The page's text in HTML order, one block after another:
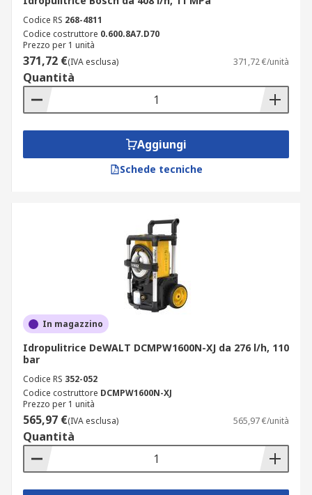
Codice RS 268-4811
Codice costruttore 0.600.8A7.D70
Prezzo per 1 unità
371,72 €(IVA esclusa) 371,72 €/unità
Quantità
Aggiungi
Schede tecniche
In magazzino
Idropulitrice DeWALT DCMPW1600N-XJ da 276 l/h, 110
bar
Codice RS 352-052
Codice costruttore DCMPW1600N-XJ
Prezzo per 1 unità
565,97 €(IVA esclusa) 565,97 €/unità
Quantità